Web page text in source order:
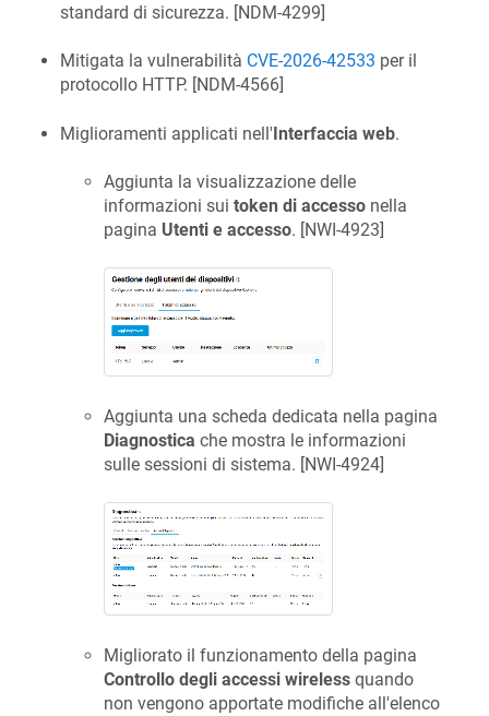
standard di sicurezza. [NDM-4299]
Mitigata la vulnerabilità CVE-2026-42533 per il
protocollo HTTP. [NDM-4566]
Miglioramenti applicati nell'Interfaccia web.
Aggiunta la visualizzazione delle
informazioni sui token di accesso nella
pagina Utenti e accesso. [NWI-4923]
Aggiunta una scheda dedicata nella pagina
Diagnostica che mostra le informazioni
sulle sessioni di sistema. [NWI-4924]
Migliorato il funzionamento della pagina
Controllo degli accessi wireless quando
non vengono apportate modifiche all'elenco